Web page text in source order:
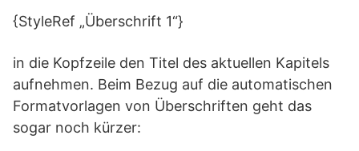
{StyleRef „Überschrift 1“}
in die Kopfzeile den Titel des aktuellen Kapitels
aufnehmen. Beim Bezug auf die automatischen
Formatvorlagen von Überschriften geht das
sogar noch kürzer: